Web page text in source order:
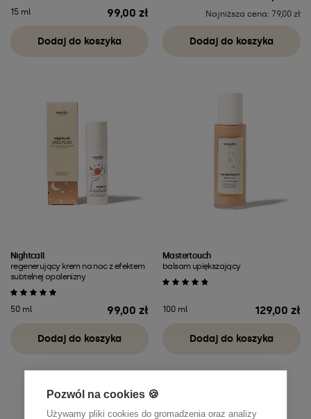
15 ml 99,00 zł
Dodaj do koszyka
Najniższa cena: 79,00 zł
Dodaj do koszyka
Nightcall
regenerujący krem na noc z efektem
subtelnej opalenizny
50 ml 99,00 zł
Dodaj do koszyka
Mastertouch
balsam upiększający
100 ml 129,00 zł
Dodaj do koszyka
Pozwól na cookies 🍪
Używamy pliki cookies do gromadzenia oraz analizy